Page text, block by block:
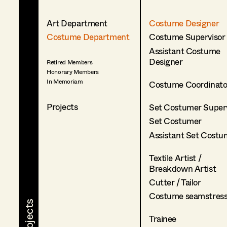
Art Department
Costume Department
Retired Members
Honorary Members
In Memoriam
Projects
Costume Designer
Costume Supervisor
Assistant Costume
Designer
Costume
Set Costumer
Set Costumer
Assistant Set
Textile Artist /
Breakdown Artist
Cutter / Tailor
Costume
Trainee